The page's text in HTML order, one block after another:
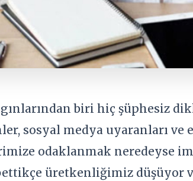
biri hiç şüphesiz
sosyal medya uyaranları ve
odaklanmak neredeyse
üretkenliğimiz düşüyor